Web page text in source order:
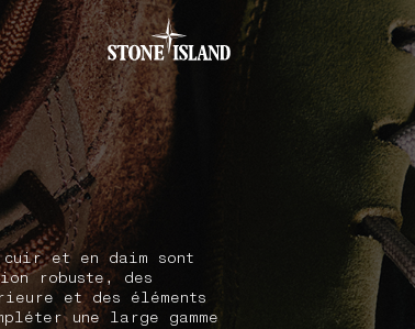
cuir et en daim sont
robuste, des
et des éléments
une large gamme